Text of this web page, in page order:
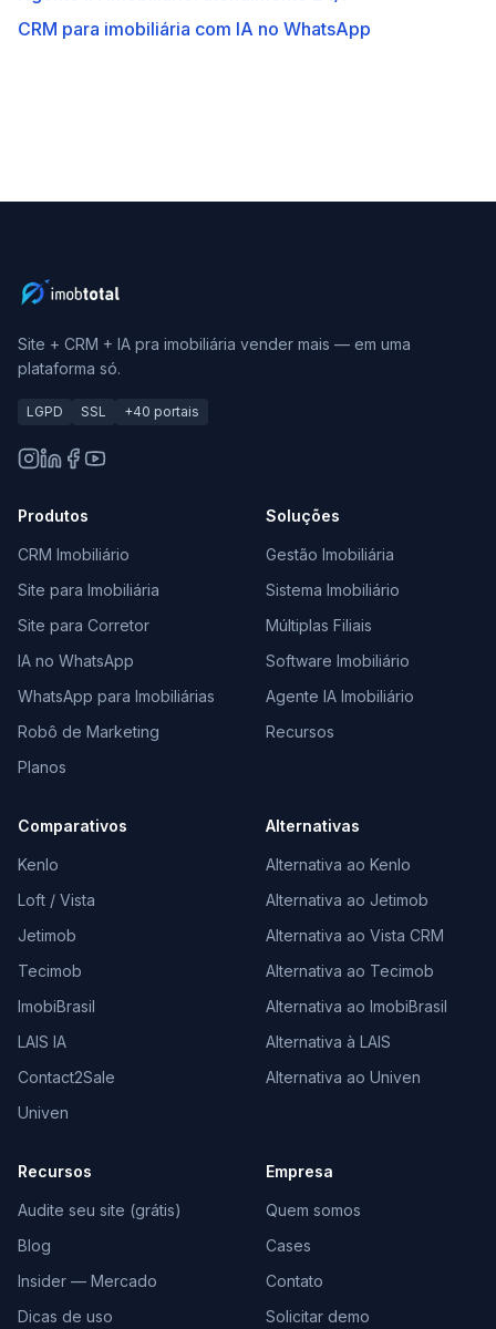
CRM para imobiliária com IA no WhatsApp
Site + CRM + IA pra imobiliária vender mais — em uma
plataforma só.
LGPD SSL +40 portais
Produtos
CRM Imobiliário
Site para Imobiliária
Site para Corretor
IA no WhatsApp
WhatsApp para Imobiliárias
Robô de Marketing
Planos
Soluções
Gestão Imobiliária
Sistema Imobiliário
Múltiplas Filiais
Software Imobiliário
Agente IA Imobiliário
Recursos
Comparativos
Kenlo
Loft / Vista
Jetimob
Tecimob
ImobiBrasil
LAIS IA
Contact2Sale
Univen
Alternativas
Alternativa ao Kenlo
Alternativa ao Jetimob
Alternativa ao Vista CRM
Alternativa ao Tecimob
Alternativa ao ImobiBrasil
Alternativa à LAIS
Alternativa ao Univen
Recursos
Audite seu site (grátis)
Blog
Insider — Mercado
Dicas de uso
Empresa
Quem somos
Cases
Contato
Solicitar demo